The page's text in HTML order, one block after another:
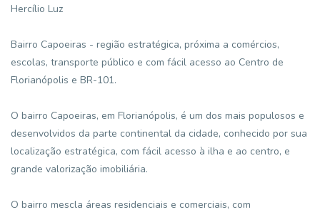
Hercílio Luz
Bairro Capoeiras - região estratégica, próxima a comércios,
escolas, transporte público e com fácil acesso ao Centro de
Florianópolis e BR-101.
O bairro Capoeiras, em Florianópolis, é um dos mais populosos e
desenvolvidos da parte continental da cidade, conhecido por sua
localização estratégica, com fácil acesso à ilha e ao centro, e
grande valorização imobiliária.
O bairro mescla áreas residenciais e comerciais, com